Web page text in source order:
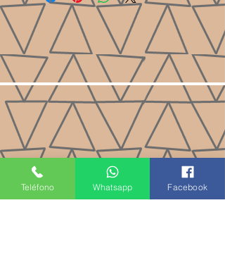
Teléfono Whatsapp Facebook